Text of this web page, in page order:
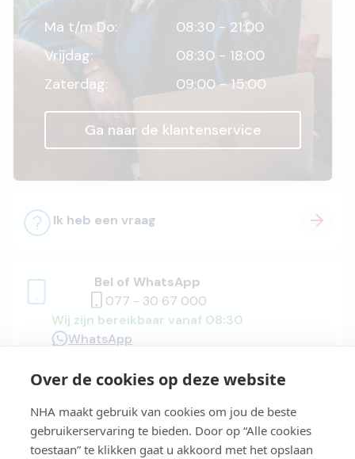
Over de cookies op deze website
NHA maakt gebruik van cookies om jou de beste
gebruikerservaring te bieden. Door op “Alle cookies
toestaan” te klikken gaat u akkoord met het opslaan
Ma t/m Do:
08:30 - 21:00
Vrijdag:
08:30 - 18:00
Zaterdag:
09:00 - 15:00
Ga naar de klantenservice
Ik heb een vraag
Bel of WhatsApp
077 - 30 67 000
Wij zijn bereikbaar vanaf 08:30
WhatsApp